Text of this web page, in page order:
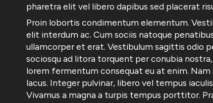
pharetra elit vel libero dapibus sed placerat
Proin lobortis condimentum elementum.
elit interdum ac. Cum sociis natoque
ullamcorper et erat. Vestibulum sagittis odio
sociosqu ad litora torquent per conubia
lorem fermentum consequat eu at enim.
lacus. Integer pulvinar, libero vel tempus
Vivamus a magna a turpis tempus porttitor.